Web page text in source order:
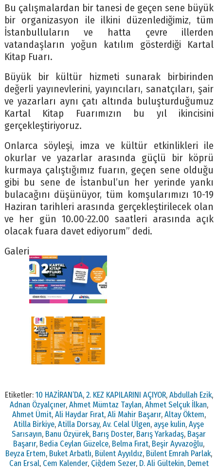
Bu çalışmalardan bir tanesi de geçen sene büyük
bir organizasyon ile ilkini düzenlediğimiz, tüm
İstanbulluların ve hatta çevre illerden
vatandaşların yoğun katılım gösterdiği Kartal
Kitap Fuarı.
Büyük bir kültür hizmeti sunarak birbirinden
değerli yayınevlerini, yayıncıları, sanatçıları, şair
ve yazarları aynı çatı altında buluşturduğumuz
Kartal Kitap Fuarımızın bu yıl ikincisini
gerçekleştiriyoruz.
Onlarca söyleşi, imza ve kültür etkinlikleri ile
okurlar ve yazarlar arasında güçlü bir köprü
kurmaya çalıştığımız fuarın, geçen sene olduğu
gibi bu sene de İstanbul’un her yerinde yankı
bulacağını düşünüyor, tüm komşularımızı 10-19
Haziran tarihleri arasında gerçekleştirilecek olan
ve her gün 10.00-22.00 saatleri arasında açık
olacak fuara davet ediyorum” dedi.
Galeri
Etiketler: 10 HAZİRAN’DA, 2. KEZ KAPILARINI AÇIYOR, Abdullah Ezik,
Adnan Özyalçıner, Ahmet Mümtaz Taylan, Ahmet Selçuk İlkan,
Ahmet Ümit, Ali Haydar Fırat, Ali Mahir Başarır, Altay Öktem,
Atilla Birkiye,Atilla Dorsay,Av. Celal Ülgen, ayşe kulin,Ayşe
Sarısayın, Banu Özyürek, Barış Doster, Barış Yarkadaş, Başar
Başarır, Bedia Ceylan Güzelce, Belma Fırat, Beşir Ayvazoğlu,
Beyza Ertem, Buket Arbatlı, Bülent Ayyıldız, Bülent Emrah Parlak,
Can Ersal, Cem Kalender, Çiğdem Sezer, D. Ali Gültekin, Demet